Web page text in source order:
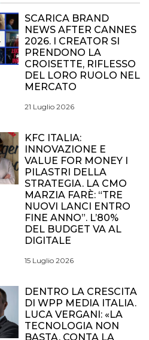
SCARICA BRAND
NEWS AFTER CANNES
2026. I CREATOR SI
PRENDONO LA
CROISETTE, RIFLESSO
DEL LORO RUOLO NEL
MERCATO
21 Luglio 2026
KFC ITALIA:
INNOVAZIONE E
VALUE FOR MONEY I
PILASTRI DELLA
STRATEGIA. LA CMO
MARZIA FARÈ: “TRE
NUOVI LANCI ENTRO
FINE ANNO”. L’80%
DEL BUDGET VA AL
DIGITALE
15 Luglio 2026
DENTRO LA CRESCITA
DI WPP MEDIA ITALIA.
LUCA VERGANI: «LA
TECNOLOGIA NON
BASTA, CONTA LA